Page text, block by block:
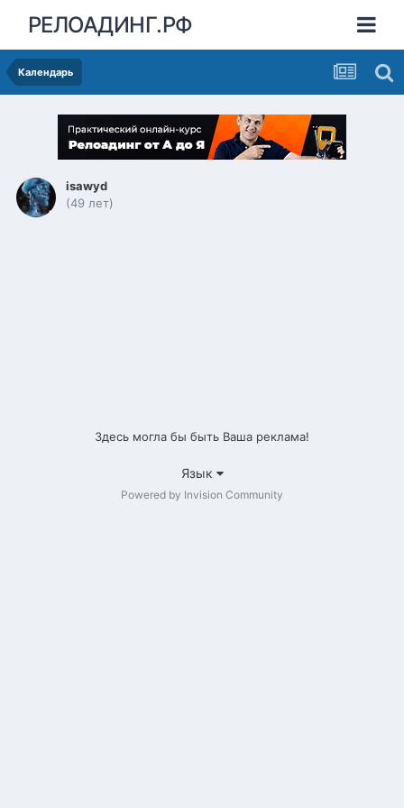
РЕЛОАДИНГ.РФ
Календарь
isawyd
(49 лет)
Здесь могла бы быть Ваша реклама!
Язык
Powered by Invision Community